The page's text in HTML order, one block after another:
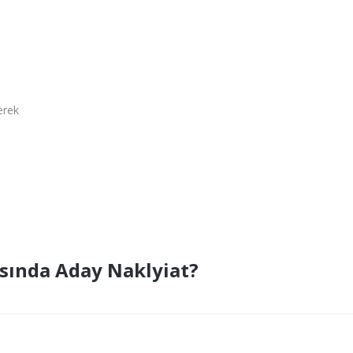
Aday Naklyiat?